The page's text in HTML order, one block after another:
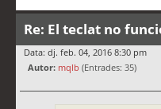
Re: El teclat no
Data: dj. feb. 04, 2016 8:30 pm
Autor: mqlb (Entrades: 35)